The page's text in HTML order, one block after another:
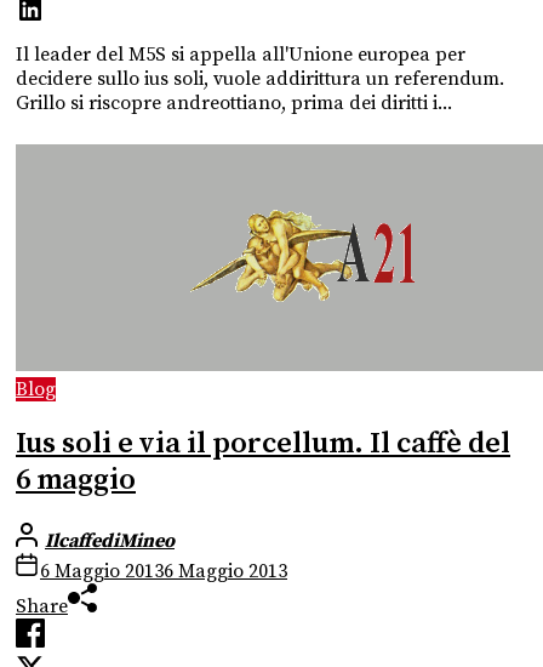
Il leader del M5S si appella all'Unione europea per
decidere sullo ius soli, vuole addirittura un referendum.
Grillo si riscopre andreottiano, prima dei diritti i...
Blog
Ius soli e via il porcellum. Il caffè del
6 maggio
IlcaffediMineo
6 Maggio 20136 Maggio 2013
Share